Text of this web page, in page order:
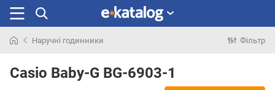
раніше
Наручні годинники Фільтр
Casio Baby-G BG-6903-1